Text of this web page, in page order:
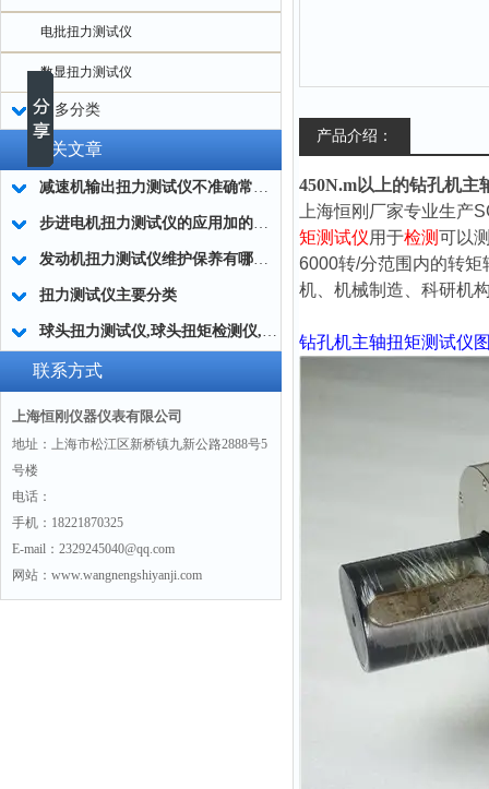
电批扭力测试仪
数显扭力测试仪
更多分类
相关文章
减速机输出扭力测试仪不准确常用的处理方法
步进电机扭力测试仪的应用加的广泛
发动机扭力测试仪维护保养有哪些分类?
扭力测试仪主要分类
球头扭力测试仪,球头扭矩检测仪,汽车球头旋转扭矩测定仪
联系方式
上海恒刚仪器仪表有限公司
地址：上海市松江区新桥镇九新公路2888号5
号楼
电话：
手机：18221870325
E-mail：2329245040@qq.com
网站：www.wangnengshiyanji.com
产品介绍：
450N.m以上的钻孔机主
上海恒刚厂家专业生产
矩测试仪用于检测可以
6000转/分范围内的转矩
机、机械制造、科研机
钻孔机主轴扭矩测试仪